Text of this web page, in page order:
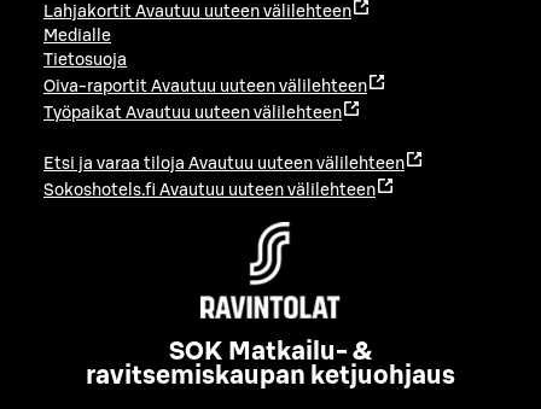
Lahjakortit Avautuu uuteen välilehteen
Medialle
Tietosuoja
Oiva-raportit Avautuu uuteen välilehteen
Työpaikat Avautuu uuteen välilehteen
Etsi ja varaa tiloja Avautuu uuteen välilehteen
Sokoshotels.fi Avautuu uuteen välilehteen
SOK Matkailu- &
ravitsemiskaupan ketjuohjaus